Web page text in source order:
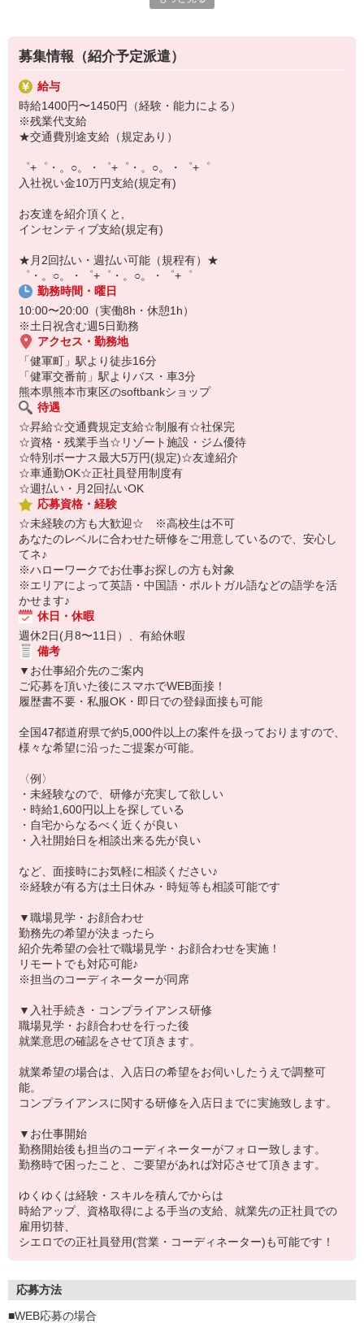
事務、経理、データ入力、コールセンター、受付
機械/食品製造・梱包・仕分け・加工・組立・検査
▼美容系
眉毛サロンのアイブロウ・ネイリスト・エステ
▼営業・販売
法人営業・アパレル販売・個別指導塾・人材紹介
▼人気案件も多数♪
短期・期間限定・オープニング・官公庁案件
上場/優良/大手企業など
【スマホ面接実施中】
￣￣￣￣￣￣￣￣￣
自宅に居ながらスマホでカンタン面接OK！
オンライン面談なのでスピード対応。
即日登録もOK♪
気になった方はお気軽にご相談ください！
募集情報（紹介予定派遣）
給与
時給1400円〜1450円（経験・能力による）
※残業代支給
★交通費別途支給（規定あり）
゜+゜・。○。・゜+゜・。○。・゜+゜
入社祝い金10万円支給(規定有)
お友達を紹介頂くと,
インセンティブ支給(規定有)
★月2回払い・週払い可能（規程有）★
゜・。○。・゜+゜・。○。・゜+゜
勤務時間・曜日
10:00〜20:00（実働8h・休憩1h）
※土日祝含む週5日勤務
アクセス・勤務地
「健軍町」駅より徒歩16分
「健軍交番前」駅よりバス・車3分
熊本県熊本市東区のsoftbankショップ
待遇
☆昇給☆交通費規定支給☆制服有☆社保完
☆資格・残業手当☆リゾート施設・ジム優待
☆特別ボーナス最大5万円(規定)☆友達紹介
☆車通勤OK☆正社員登用制度有
☆週払い・月2回払いOK
応募資格・経験
☆未経験の方も大歓迎☆ ※高校生は不可
あなたのレベルに合わせた研修をご用意しているので、安心し
てネ♪
※ハローワークでお仕事お探しの方も対象
※エリアによって英語・中国語・ポルトガル語などの語学を活
かせます♪
休日・休暇
週休2日(月8〜11日）、有給休暇
備考
▼お仕事紹介先のご案内
ご応募を頂いた後にスマホでWEB面接！
履歴書不要・私服OK・即日での登録面接も可能
全国47都道府県で約5,000件以上の案件を扱っておりますので、
様々な希望に沿ったご提案が可能。
〈例〉
・未経験なので、研修が充実して欲しい
・時給1,600円以上を探している
・自宅からなるべく近くが良い
・入社開始日を相談出来る先が良い
など、面接時にお気軽に相談ください♪
※経験が有る方は土日休み・時短等も相談可能です
▼職場見学・お顔合わせ
勤務先の希望が決まったら
紹介先希望の会社で職場見学・お顔合わせを実施！
リモートでも対応可能♪
※担当のコーディネーターが同席
▼入社手続き・コンプライアンス研修
職場見学・お顔合わせを行った後
就業意思の確認をさせて頂きます。
就業希望の場合は、入店日の希望をお伺いしたうえで調整可
能。
コンプライアンスに関する研修を入店日までに実施致します。
▼お仕事開始
勤務開始後も担当のコーディネーターがフォロー致します。
勤務時で困ったこと、ご要望があれば対応させて頂きます。
ゆくゆくは経験・スキルを積んでからは
時給アップ、資格取得による手当の支給、就業先の正社員での
雇用切替、
シエロでの正社員登用(営業・コーディネーター)も可能です！
応募方法
■WEB応募の場合